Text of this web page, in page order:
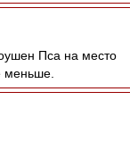
Пса на место
меньше.